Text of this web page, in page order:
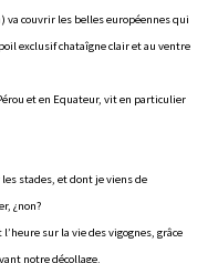
va couvrir les belles européennes qui
exclusif chataîgne clair et au ventre
et en Equateur, vit en particulier
les stades, et dont je viens de
¿non?
sur la vie des vigognes, grâce
notre décollage.